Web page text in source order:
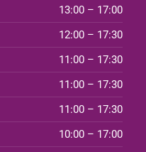
13:00 – 17:00
12:00 – 17:30
11:00 – 17:30
11:00 – 17:30
11:00 – 17:30
10:00 – 17:00